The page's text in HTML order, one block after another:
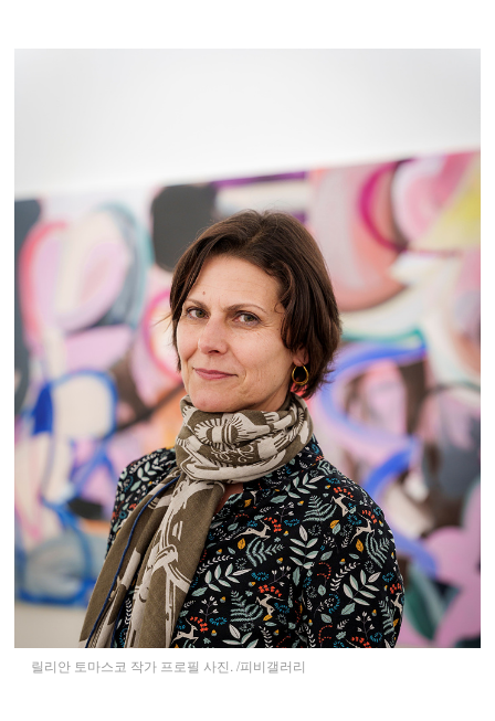
릴리안 토마스코 작가 프로필 사진. /피비갤러리